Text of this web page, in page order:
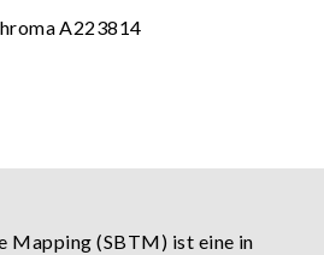
Mapping (SBTM) ist eine in